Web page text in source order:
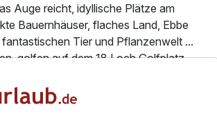
p.P. ab276,00 €
Auge reicht, idyllische Plätze am
Bauernhäuser, flaches Land, Ebbe
Tier und Pflanzenwelt ...
golfen auf dem 18 Loch Golfplatz
lädt zu romantischen